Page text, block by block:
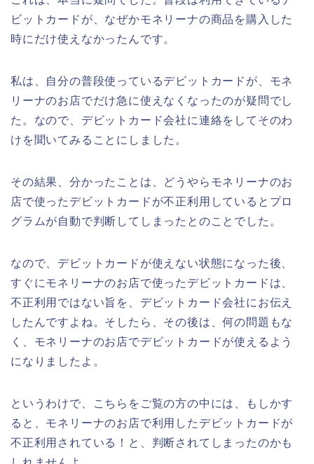
ビットカードが、なぜかモネリーナの商品を購入した
時にだけ使えなかったんです。
私は、自分の普段使っているデビットカードが、モネ
リーナのお店でだけ急に使えなくなったのが疑問でし
た。なので、デビットカード会社に連絡をしてそのわ
けを聞いてみることにしました。
その結果、分かったことは、どうやらモネリーナのお
店で使ったデビットカードが不正利用しているとプロ
グラムが自動で判断してしまったとのことでした。
なので、デビットカードが使えない状態になった後、
すぐにモネリーナのお店で使ったデビットカードは、
不正利用ではない旨を、デビットカード会社にお伝え
したんですよね。そしたら、その後は、何の問題もな
く、モネリーナのお店でデビットカードが使えるよう
になりましたよ。
というわけで、こちらをご覧の方の中には、もしかす
ると、モネリーナのお店で利用したデビットカードが
不正利用されている！と、判断されてしまったのかも